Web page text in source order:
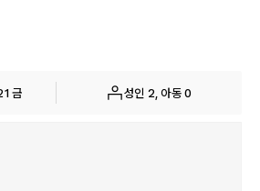
금 성인 2, 아동 0